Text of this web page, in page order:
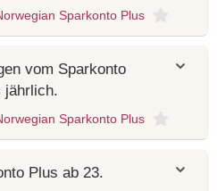
Sparkonto Plus
vom Sparkonto
jährlich.
Sparkonto Plus
Plus ab 23.